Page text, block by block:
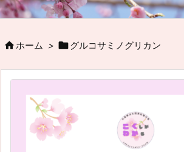
ホーム > グルコサミノグリカン